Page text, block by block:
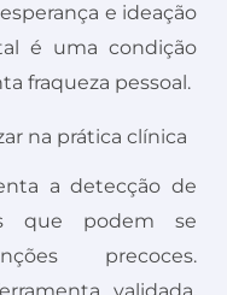
e ideação
é uma condição
fraqueza pessoal.
na prática clínica
a detecção de
que podem se
precoces.
validada,